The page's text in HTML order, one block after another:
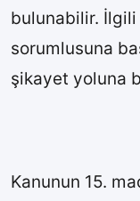
bulunabilir.
sorumlusuna
şikayet yoluna
Kanunun 15.